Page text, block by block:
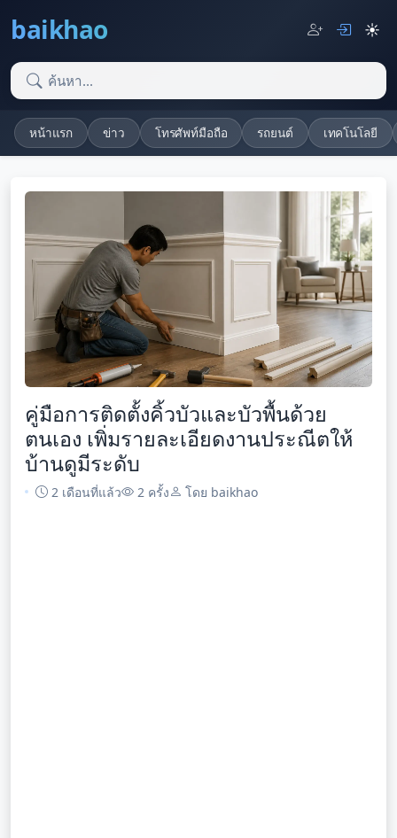
baikhao ☀️
หน้าแรก ข่าว โทรศัพท์มือถือ รถยนต์ เทคโนโลยี
คู่มือการติดตั้งคิ้วบัวและบัวพื้นด้วย
ตนเอง เพิ่มรายละเอียดงานประณีตให้
บ้านดูมีระดับ
2 เดือนที่แล้ว 2 ครั้ง โดย baikhao